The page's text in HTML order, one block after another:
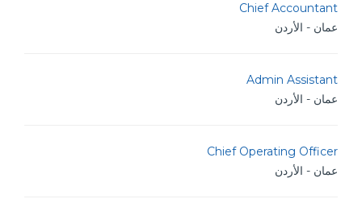
Chief Accountant
عمان - الأردن
Admin Assistant
عمان - الأردن
Chief Operating Officer
عمان - الأردن